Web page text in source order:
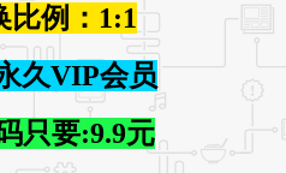
比例：1:1
久VIP会员
只要:9.9元